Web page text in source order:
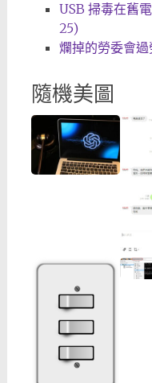
USB 掃毒在舊
25)
爛掉的勞委會
隨機美圖